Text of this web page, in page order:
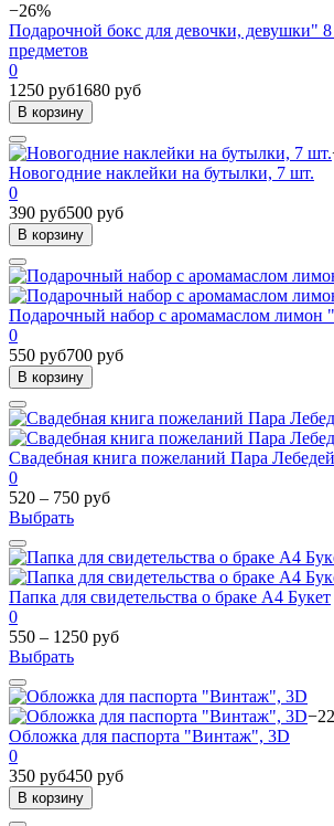
−26%
Подарочной бокс для девочки,
предметов
0
1250 руб1680 руб
В корзину
Новогодние наклейки на бутылки, 7 шт.
0
390 руб500 руб
В корзину
Подарочный набор с аромамаслом лимон
0
550 руб700 руб
В корзину
Свадебная книга пожеланий Пара Лебедей
0
520 – 750 руб
Выбрать
Папка для свидетельства о браке А4 Букет
0
550 – 1250 руб
Выбрать
Обложка для паспорта "Винтаж", 3D
0
350 руб450 руб
В корзину